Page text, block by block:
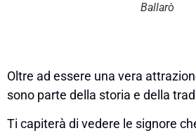
Ballarò
Oltre ad essere una vera
sono parte della storia e della
Ti capiterà di vedere le signore